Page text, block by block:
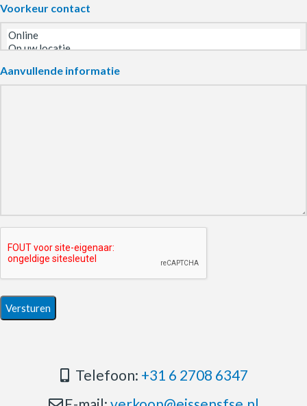
Voorkeur contact
Aanvullende informatie
Telefoon: +31 6 2708 6347